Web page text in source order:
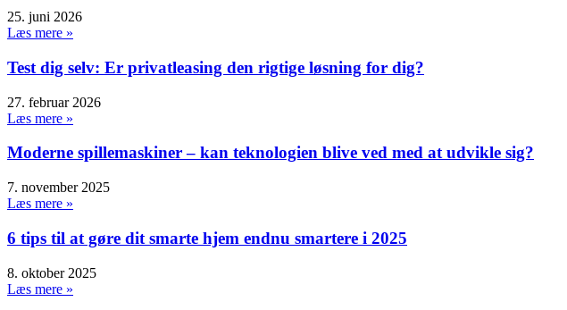
25. juni 2026
Læs mere »
Test dig selv: Er privatleasing den rigtige løsning for dig?
27. februar 2026
Læs mere »
Moderne spillemaskiner – kan teknologien blive ved med at udvikle sig?
7. november 2025
Læs mere »
6 tips til at gøre dit smarte hjem endnu smartere i 2025
8. oktober 2025
Læs mere »